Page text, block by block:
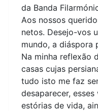
da Banda
Aos nossos
netos. Desejo-vos
mundo, a diáspora
Na minha reflexão
casas cujas
tudo isto me faz
desaparecer,
estórias de vida,